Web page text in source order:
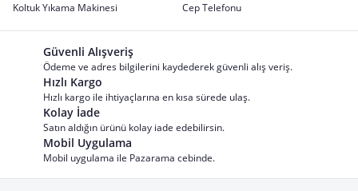
Koltuk Yıkama Makinesi
Cep Telefonu
Güvenli Alışveriş
Ödeme ve adres bilgilerini kaydederek güvenli alış veriş.
Hızlı Kargo
Hızlı kargo ile ihtiyaçlarına en kısa sürede ulaş.
Kolay İade
Satın aldığın ürünü kolay iade edebilirsin.
Mobil Uygulama
Mobil uygulama ile Pazarama cebinde.